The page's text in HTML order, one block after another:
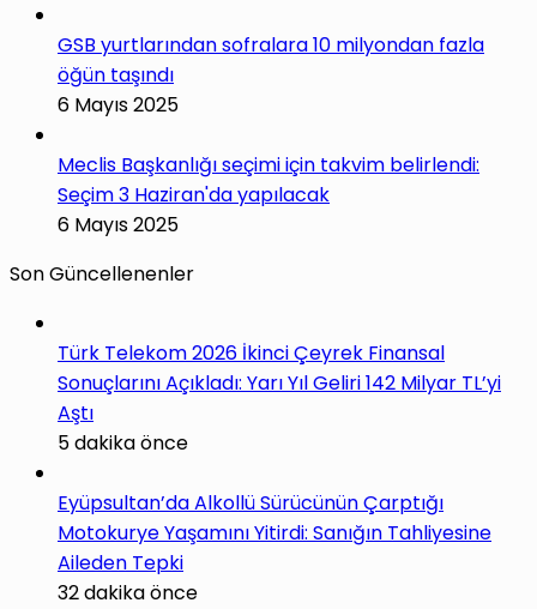
GSB yurtlarından sofralara 10 milyondan fazla
öğün taşındı
6 Mayıs 2025
Meclis Başkanlığı seçimi için takvim belirlendi:
Seçim 3 Haziran'da yapılacak
6 Mayıs 2025
Son Güncellenenler
Türk Telekom 2026 İkinci Çeyrek Finansal
Sonuçlarını Açıkladı: Yarı Yıl Geliri 142 Milyar TL’yi
Aştı
5 dakika önce
Eyüpsultan’da Alkollü Sürücünün Çarptığı
Motokurye Yaşamını Yitirdi: Sanığın Tahliyesine
Aileden Tepki
32 dakika önce